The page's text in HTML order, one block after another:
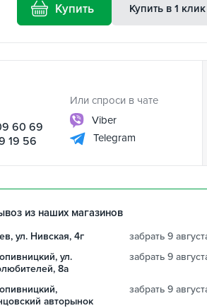
Купить Купить в 1 клик
60 69
19 56
Или спроси в чате
Viber
Telegram
из наших магазинов
ул. Нивская, 4г
забрать 9
ул.
8а
забрать 9
авторынок
забрать 9